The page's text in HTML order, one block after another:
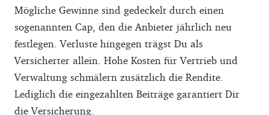
Mögliche Gewinne sind gedeckelt durch einen
sogenannten Cap, den die Anbieter jährlich neu
festlegen. Verluste hingegen trägst Du als
Versicherter allein. Hohe Kosten für Vertrieb und
Verwaltung schmälern zusätzlich die Rendite.
Lediglich die eingezahlten Beiträge garantiert Dir
die Versicherung.